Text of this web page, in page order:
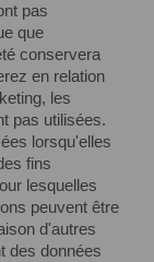
pas
que
conservera
en relation
les
pas utilisées.
lorsqu'elles
fins
lesquelles
peuvent être
d'autres
des données